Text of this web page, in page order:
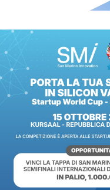
della
di
9
6